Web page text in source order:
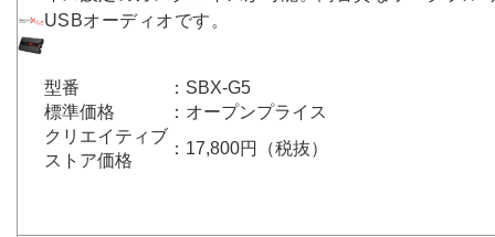
USBオーディオです。
型番
：SBX-G5
標準価格
：オープンプライス
クリエイティブ
ストア価格
：17,800円（税抜）